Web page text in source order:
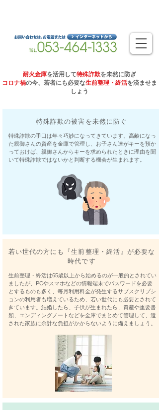
耐火金庫を活用して特殊詐欺を未然に防ぎ
コロナ禍の今、若者にも必要な生前整理・終活を済ませま
しょう
​特殊詐欺の被害を未然に防ぐ
​特殊詐欺の手口は年々巧妙になってきています。高齢になっ
た親御さんの資産を金庫で管理し、お子さん達がキーを預か
っておけば、親御さんからキーを求められたときに理由を聞
いて特殊詐欺ではないかと判断する機会が生まれます。
若い世代の方にも『生前整理・終活』が必要な
時代です
​生前整理・終活は65歳以上から始めるのが一般的とされてい
ましたが、PCやスマホなどの情報端末でパスワードを必要
とするものも多く、毎月利用料金が発生するサブスクリプシ
ョンの利用者も増えているため、若い世代にも必要とされて
きています。結婚したら、子供が生まれたら、資産や重要書
類、エンディングノートなどを金庫でまとめて管理して、遺
された家族に余計な負担がかからないように備えましょう。